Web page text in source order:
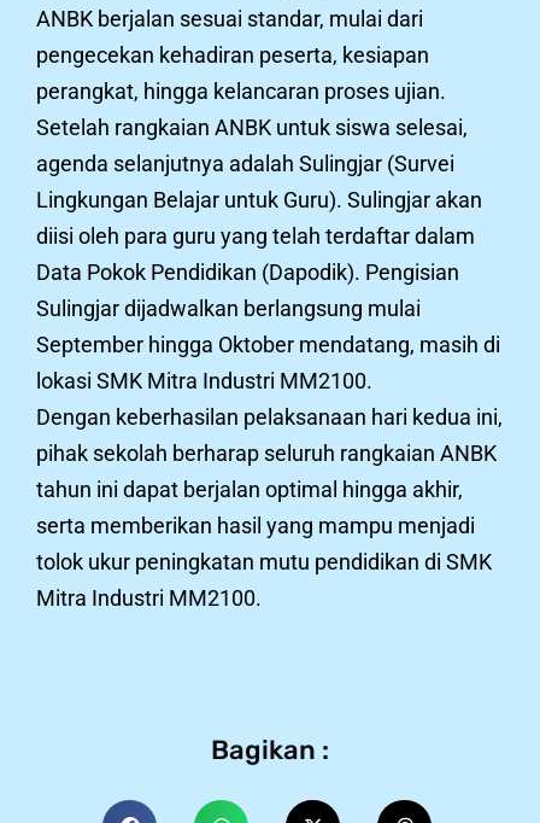
ANBK berjalan sesuai standar, mulai dari
pengecekan kehadiran peserta, kesiapan
perangkat, hingga kelancaran proses ujian.
Setelah rangkaian ANBK untuk siswa selesai,
agenda selanjutnya adalah Sulingjar (Survei
Lingkungan Belajar untuk Guru). Sulingjar akan
diisi oleh para guru yang telah terdaftar dalam
Data Pokok Pendidikan (Dapodik). Pengisian
Sulingjar dijadwalkan berlangsung mulai
September hingga Oktober mendatang, masih di
lokasi SMK Mitra Industri MM2100.
Dengan keberhasilan pelaksanaan hari kedua ini,
pihak sekolah berharap seluruh rangkaian ANBK
tahun ini dapat berjalan optimal hingga akhir,
serta memberikan hasil yang mampu menjadi
tolok ukur peningkatan mutu pendidikan di SMK
Mitra Industri MM2100.
Bagikan :